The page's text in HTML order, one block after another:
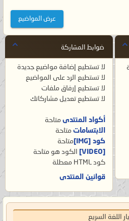
ضوابط المشاركة
لا تستطيع إضافة مواضيع جديدة
لا تستطيع الرد على المواضيع
لا تستطيع إرفاق ملفات
لا تستطيع تعديل مشاركاتك
أكواد المنتدى متاحة
الابتسامات متاحة
كود [IMG]
متاحة
[VIDEO]
الكود هو متاحة
كود HTML
معطلة
قوانين المنتدى
اللغة السريع